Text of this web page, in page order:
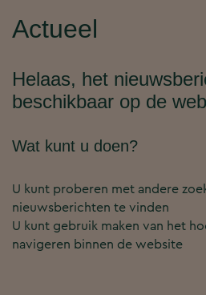
Actueel
Helaas, het
beschikbaar op de
Wat kunt u doen?
U kunt proberen met andere
nieuwsberichten te vinden
U kunt gebruik maken van het
navigeren binnen de website